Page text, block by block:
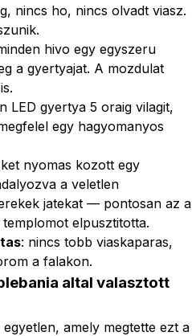
nincs ho, nincs olvadt viasz.
hivo egy egyszeru
a gyertyajat. A mozdulat
LED gyertya 5 oraig vilagit,
egy hagyomanyos
nyomas kozott egy
a veletlen
jatekat — pontosan az a
elpusztitotta.
: nincs tobb viaskaparas,
a falakon.
altal valasztott
amely megtette ezt a